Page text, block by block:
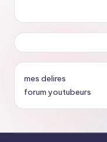
mes delires
forum youtubeurs